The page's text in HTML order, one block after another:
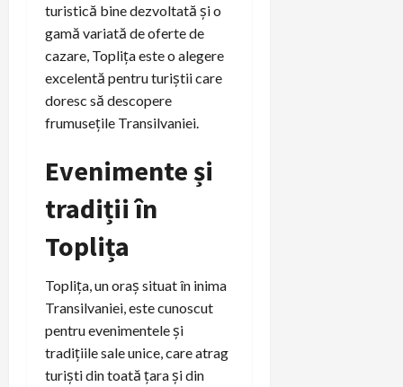
turistică bine dezvoltată și o
gamă variată de oferte de
cazare, Toplița este o alegere
excelentă pentru turiștii care
doresc să descopere
frumusețile Transilvaniei.
Evenimente și
tradiții în
Toplița
Toplița, un oraș situat în inima
Transilvaniei, este cunoscut
pentru evenimentele și
tradițiile sale unice, care atrag
turiști din toată țara și din